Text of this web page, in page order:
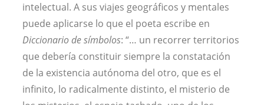
intelectual. A sus viajes geográficos y mentales
puede aplicarse lo que el poeta escribe en
Diccionario de símbolos: “… un recorrer territorios
que debería constituir siempre la constatación
de la existencia autónoma del otro, que es el
infinito, lo radicalmente distinto, el misterio de